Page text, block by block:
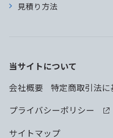
見積り方法
当サイトについて
会社概要
特定商取引法
プライバシーポリシー
サイトマップ